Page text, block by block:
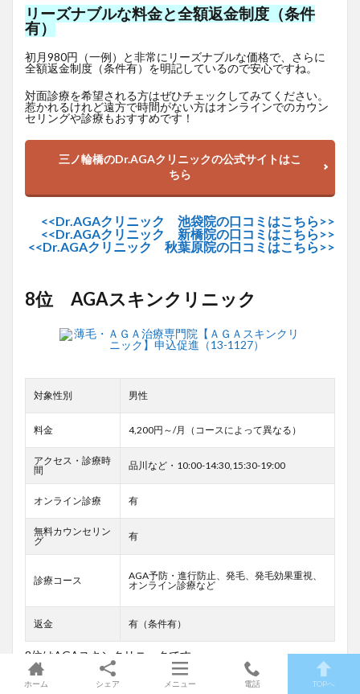
リーズナブルな料金と全額返金制度（条件
有）
初月980円（一例）と非常にリーズナブルな価格で、さらに
全額返金制度（条件有）を明記しているので安心ですね。
対面診療を希望される方はぜひチェックしてみてください。
惹かれるけれど遠方で時間がない方はオンラインでのカウン
セリングや診療もおすすめです！
三ノ輪橋のDr.AGAクリニックの公式サイトはこ
ちら
<<Dr.AGAクリニック 池袋院の口コミはこちら>>
<<Dr.AGAクリニック 新橋院の口コミはこちら>>
<<Dr.AGAクリニック 秋葉原院の口コミはこちら>>
8位 AGAスキンクリニック
対象性別 男性
料金 4,200円～/月（コースによって異なる）
アクセス・診療時
間
品川など・10:00-14:30,15:30-19:00
オンライン診療 有
無料カウンセリン
グ
有
診療コース
AGA予防・進行防止、発毛、発毛効果重視、
オンライン診療など
返金 有（条件有）
8位はAGAスキンクリニックです。
AGAスキンクリニックは、発毛・育毛治療に特化したAGA治
ホーム シェア メニュー 電話 TOPへ